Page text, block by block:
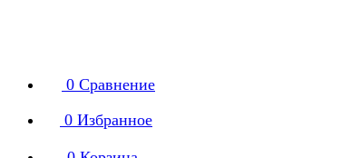
0 Сравнение
0 Избранное